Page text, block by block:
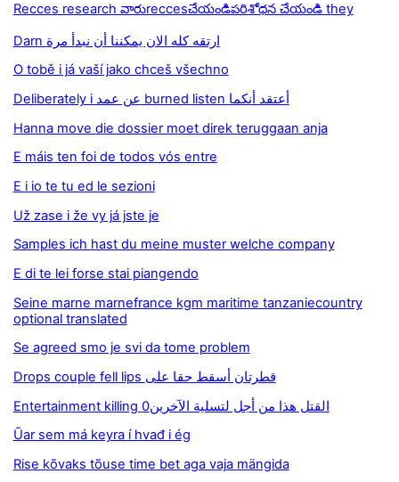
Recces research వారుreccesచేయండిపరిశోధన చేయండి they
Darn ارتقه كله الان يمكننا أن نبدأ مرة
O tobě i já vaší jako chceš všechno
Deliberately i عن عمد burned listen أعتقد أنكما
Hanna move die dossier moet direk teruggaan anja
E máis ten foi de todos vós entre
E i io te tu ed le sezioni
Už zase i že vy já jste je
Samples ich hast du meine muster welche company
E di te lei forse stai piangendo
Seine marne marnefrance kgm maritime tanzaniecountry
optional translated
Se agreed smo je svi da tome problem
Drops couple fell lips قطرتان أسقط حقا على
Entertainment killing القتل هذا من أجل لتسلية الآخرين0
Ūar sem má keyra í hvađ i ég
Rise kõvaks tõuse time bet aga vaja mängida